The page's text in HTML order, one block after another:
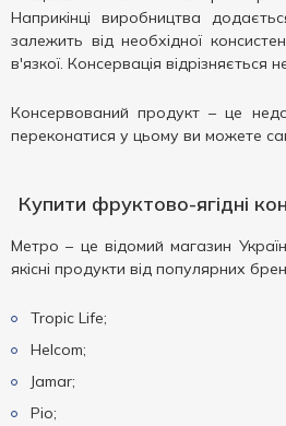
Наприкінці виробництва
залежить від необхідної
в'язкої. Консервація відрізняється
Консервований продукт – це
переконатися у цьому ви можете
Купити фруктово-ягідні
Метро – це відомий магазин
якісні продукти від популярних
Tropic Life;
Helcom;
Jamar;
Ріо;